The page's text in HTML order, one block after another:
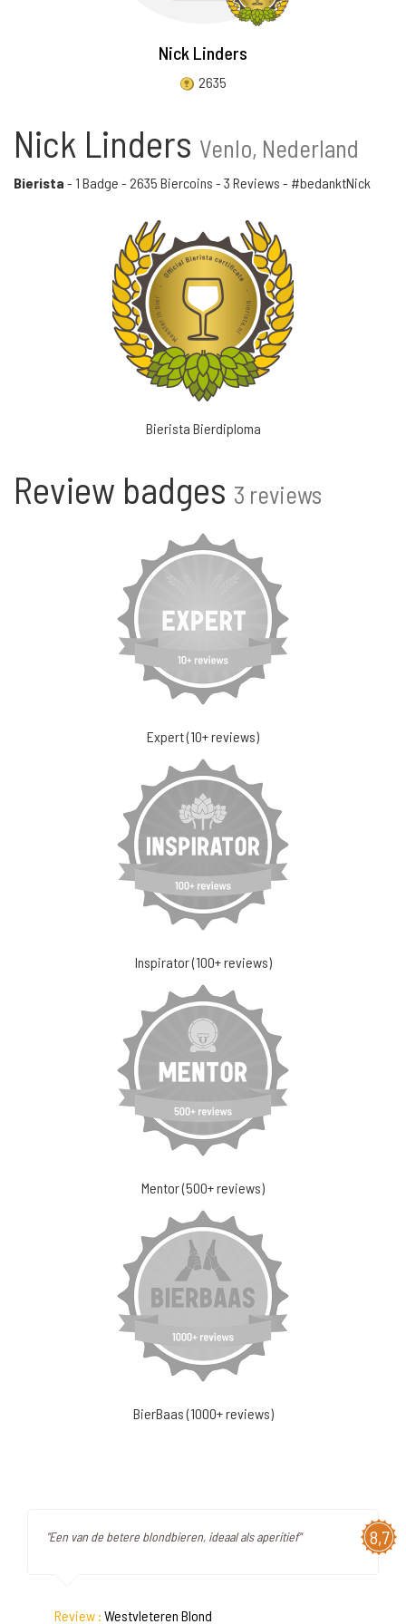
Nick Linders
2635
Nick Linders Venlo, Nederland
Bierista - 1 Badge - 2635 Biercoins - 3 Reviews - #bedanktNick
Bierista Bierdiploma
Review badges 3 reviews
Expert (10+ reviews)
Inspirator (100+ reviews)
Mentor (500+ reviews)
BierBaas (1000+ reviews)
8,7
"Een van de betere blondbieren, ideaal als aperitief"
Review : Westvleteren Blond